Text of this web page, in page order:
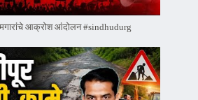
आक्रोश आंदोलन #sindhudurg